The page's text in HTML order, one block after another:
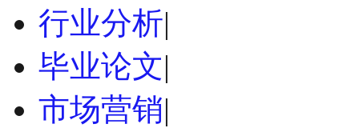
行业分析|
毕业论文|
市场营销|